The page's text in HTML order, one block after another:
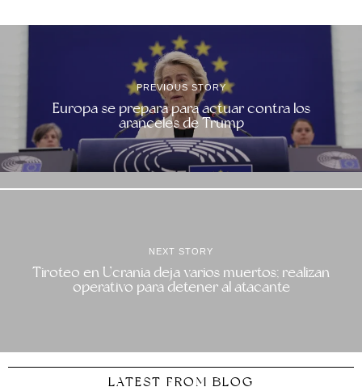
PREVIOUS STORY
Europa se prepara para actuar contra los
aranceles de Trump
NEXT STORY
Tiroteo en Ucrania deja varios muertos; realizan
operativo para detener al atacante
LATEST FROM BLOG